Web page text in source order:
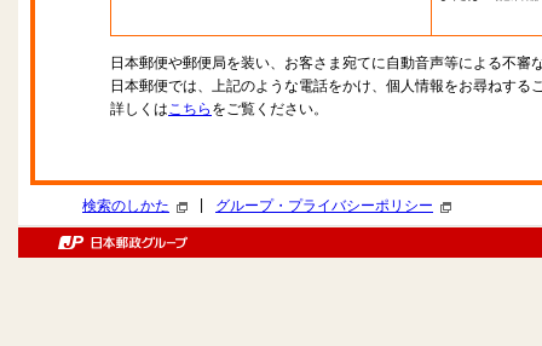
日本郵便や郵便局を装い、お客さま宛てに自動音声等による不審
日本郵便では、上記のような電話をかけ、個人情報をお尋ねする
詳しくはこちら をご覧ください。
検索のしかた グループ・プライバシーポリシー